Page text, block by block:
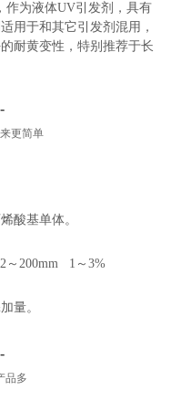
作为液体UV引发剂，具有
用于和其它引发剂混用，
耐黄变性，特别推荐于长
更简单
酸基单体。
～200mm 1～3%
量。
品多